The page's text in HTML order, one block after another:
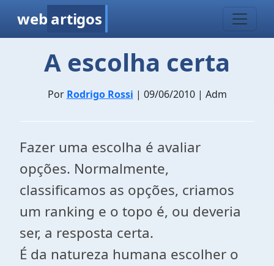
web artigos
A escolha certa
Por Rodrigo Rossi | 09/06/2010 | Adm
Fazer uma escolha é avaliar
opções. Normalmente,
classificamos as opções, criamos
um ranking e o topo é, ou deveria
ser, a resposta certa.
É da natureza humana escolher o